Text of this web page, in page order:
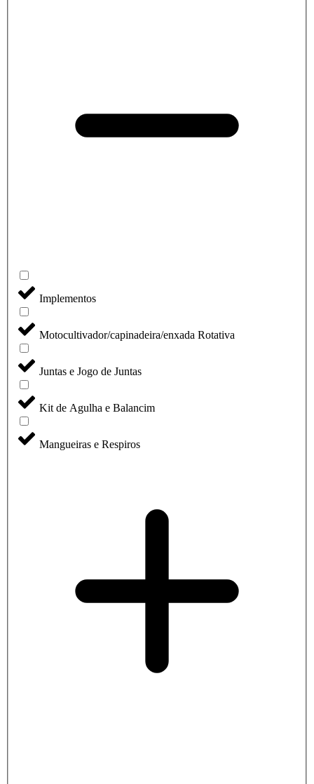
Implementos
Motocultivador/capinadeira/enxada Rotativa
Juntas e Jogo de Juntas
Kit de Agulha e Balancim
Mangueiras e Respiros